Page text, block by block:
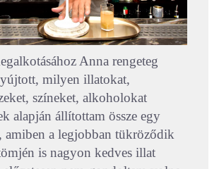
Anna rengeteg
milyen illatokat,
színeket, alkoholokat
alapján állítottam össze egy
amiben a legjobban tükröződik
is nagyon kedves illat